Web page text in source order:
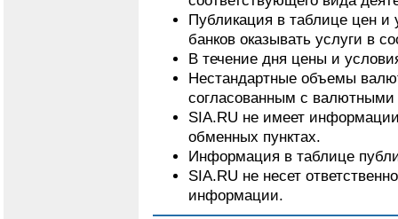
Публикация в таблице цен и
банков оказывать услуги в
В течение дня цены и
Нестандартные объемы
согласованным с валютными
SIA.RU не имеет
обменных пунктах.
Информация в таблице
SIA.RU не несет
информации.